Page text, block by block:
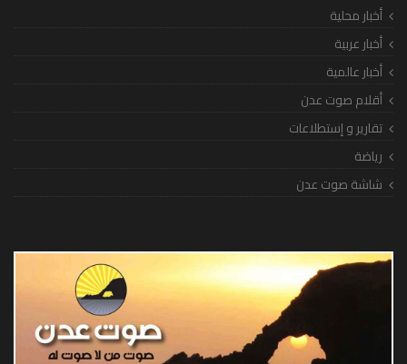
أخبار محلية
أخبار عربية
أخبار عالمية
أقلام صوت عدن
تقارير و إستطلاعات
رياضة
شاشة صوت عدن